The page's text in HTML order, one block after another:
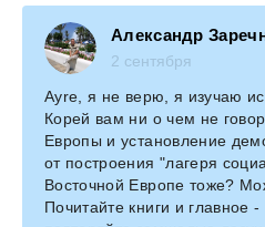
Александр
2 сентября
Ayre, я не верю, я изучаю
Корей вам ни о чем не
Европы и установление
от построения "лагеря
Восточной Европе тоже?
Почитайте книги и главное